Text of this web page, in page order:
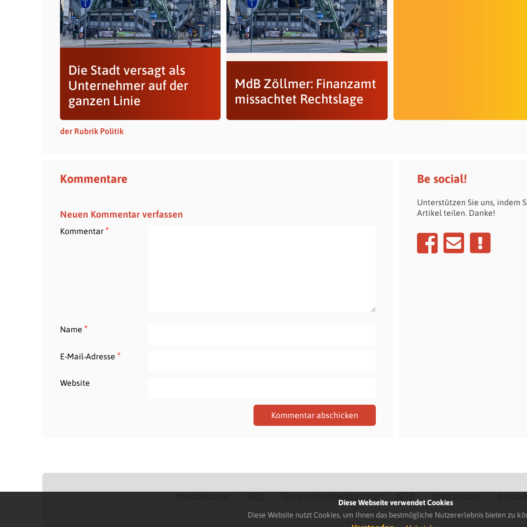
Die Stadt versagt als
Unternehmer auf der
ganzen Linie
MdB Zöllmer: Finanzamt
missachtet Rechtslage
der Rubrik Politik
Kommentare
Neuen Kommentar verfassen
Kommentar*
Name *
E-Mail-Adresse *
Website
Be social!
Unterstützen Sie uns, indem
Artikel teilen. Danke!
Datenschutzerklärung Impressum
Diese Webseite verwendet Cookies
Diese Website nutzt Cookies, um Ihnen das bestmögliche Nutzererlebnis bieten zu